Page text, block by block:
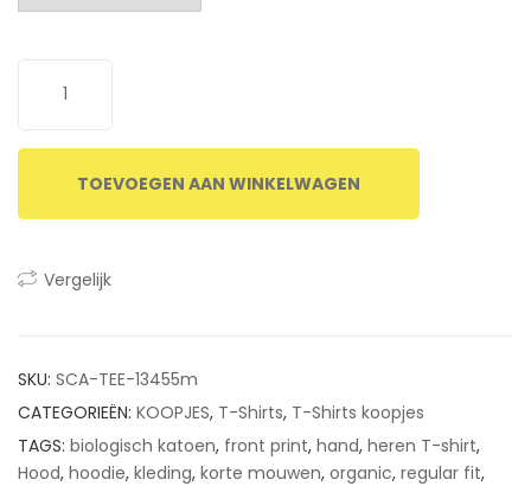
TOEVOEGEN AAN WINKELWAGEN
Vergelijk
SKU: SCA-TEE-13455m
CATEGORIEËN: KOOPJES, T-Shirts, T-Shirts koopjes
TAGS: biologisch katoen, front print, hand, heren T-shirt,
Hood, hoodie, kleding, korte mouwen, organic, regular fit,